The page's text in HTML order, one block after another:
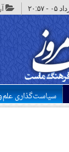
سیاست‌گذاری